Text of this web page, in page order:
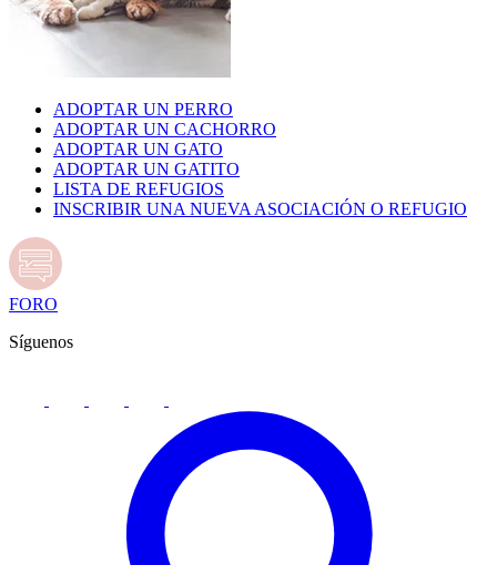
ADOPTAR UN PERRO
ADOPTAR UN CACHORRO
ADOPTAR UN GATO
ADOPTAR UN GATITO
LISTA DE REFUGIOS
INSCRIBIR UNA NUEVA ASOCIACIÓN O REFUGIO
FORO
Síguenos